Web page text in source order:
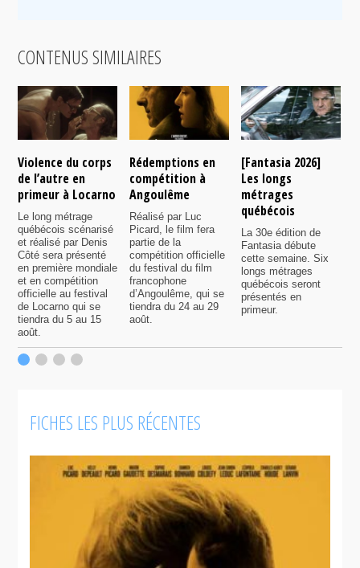
CONTENUS SIMILAIRES
Violence du corps
de l’autre en
primeur à Locarno
Le long métrage
québécois scénarisé
et réalisé par Denis
Côté sera présenté
en première mondiale
et en compétition
officielle au festival
de Locarno qui se
tiendra du 5 au 15
août.
Rédemptions en
compétition à
Angoulême
Réalisé par Luc
Picard, le film fera
partie de la
compétition officielle
du festival du film
francophone
d’Angoulême, qui se
tiendra du 24 au 29
août.
[Fantasia 2026]
Les longs
métrages
québécois
La 30e édition de
Fantasia débute
cette semaine. Six
longs métrages
québécois seront
présentés en
primeur.
FICHES LES PLUS RÉCENTES